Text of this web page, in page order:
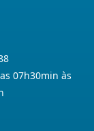
07h30min às